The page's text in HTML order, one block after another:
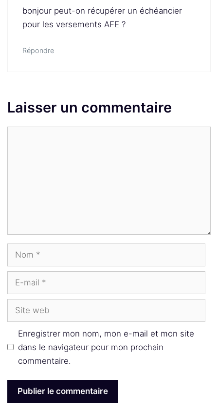
bonjour peut-on récupérer un échéancier
pour les versements AFE ?
Répondre
Laisser un commentaire
Nom
Site
Enregistrer mon nom, mon e-mail et mon site
dans le navigateur pour mon prochain
commentaire.